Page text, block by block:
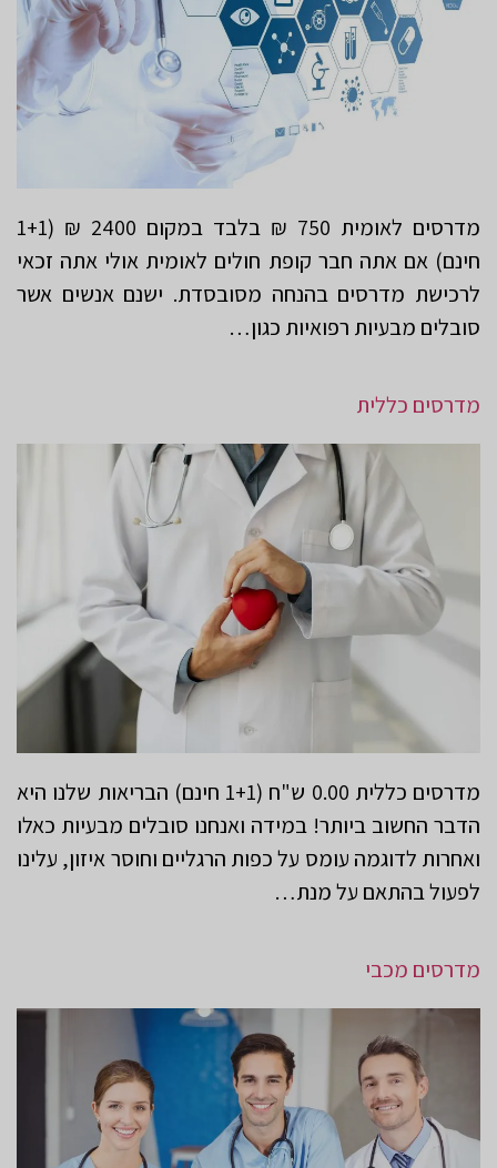
מדרסים לאומית 750 ₪ בלבד במקום 2400 ₪ (1+1
חינם) אם אתה חבר קופת חולים לאומית אולי אתה זכאי
לרכישת מדרסים בהנחה מסובסדת. ישנם אנשים אשר
סובלים מבעיות רפואיות כגון…
מדרסים כללית
מדרסים כללית 0.00 ש"ח (1+1 חינם) הבריאות שלנו היא
הדבר החשוב ביותר! במידה ואנחנו סובלים מבעיות כאלו
ואחרות לדוגמה עומס על כפות הרגליים וחוסר איזון, עלינו
לפעול בהתאם על מנת…
מדרסים מכבי